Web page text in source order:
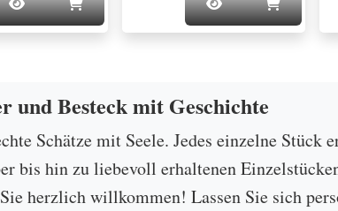
und Besteck mit Geschichte
Schätze mit Seele. Jedes einzelne Stück
bis hin zu liebevoll erhaltenen
herzlich willkommen! Lassen Sie sich